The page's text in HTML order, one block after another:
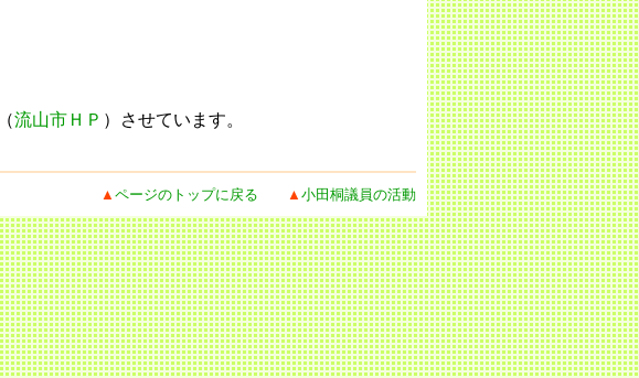
流山市ＨＰ ）させています。
▲ ページのトップに戻る ▲ 小田桐議員の活動